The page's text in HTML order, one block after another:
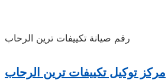
رقم صيانة تكييفات ترين الرحاب
مركز توكيل تكييفات ترين الرحاب